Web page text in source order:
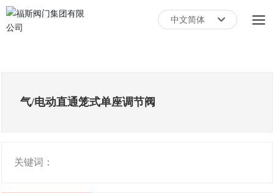
中文简体
气/电动直通笼式单座调节阀
关键词：